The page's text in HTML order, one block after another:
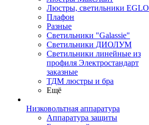
Люстры, светильники EGLO
Плафон
Разные
Светильники "Galassie"
Светильники ДИОЛУМ
Светильники линейные из
профиля Электростандарт
заказные
ТДМ люстры и бра
Ещё
Низковольтная аппаратура
Аппаратура защиты